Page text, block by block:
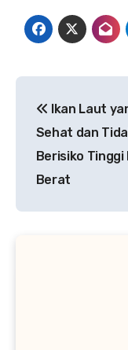
pos
Ikan Laut
Sehat dan
Berisiko Tinggi
Berat